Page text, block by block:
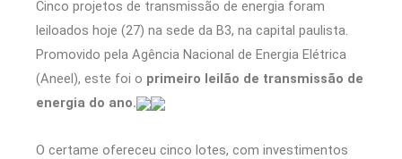
Cinco projetos de transmissão de energia foram
leiloados hoje (27) na sede da B3, na capital paulista.
Promovido pela Agência Nacional de Energia Elétrica
(Aneel), este foi o primeiro leilão de transmissão de
energia do ano.
O certame ofereceu cinco lotes, com investimentos